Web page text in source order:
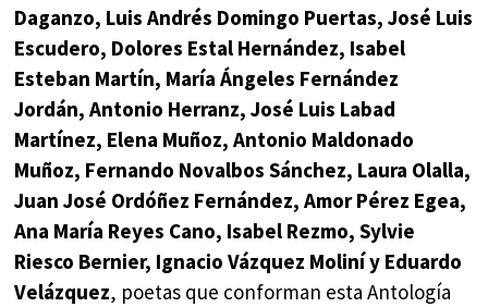
Daganzo, Luis Andrés Domingo Puertas, José Luis
Escudero, Dolores Estal Hernández, Isabel
Esteban Martín, María Ángeles Fernández
Jordán, Antonio Herranz, José Luis Labad
Martínez, Elena Muñoz, Antonio Maldonado
Muñoz, Fernando Novalbos Sánchez, Laura Olalla,
Juan José Ordóñez Fernández, Amor Pérez Egea,
Ana María Reyes Cano, Isabel Rezmo, Sylvie
Riesco Bernier, Ignacio Vázquez Moliní y Eduardo
Velázquez, poetas que conforman esta Antología